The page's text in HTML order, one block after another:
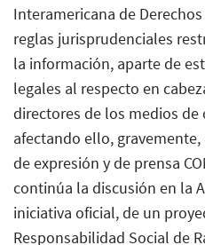
Interamericana de
reglas jurisprudenciales
la información, aparte de
legales al respecto en
directores de los medios
afectando ello,
de expresión y de prensa
continúa la discusión en la
iniciativa oficial, de un
Responsabilidad Social de